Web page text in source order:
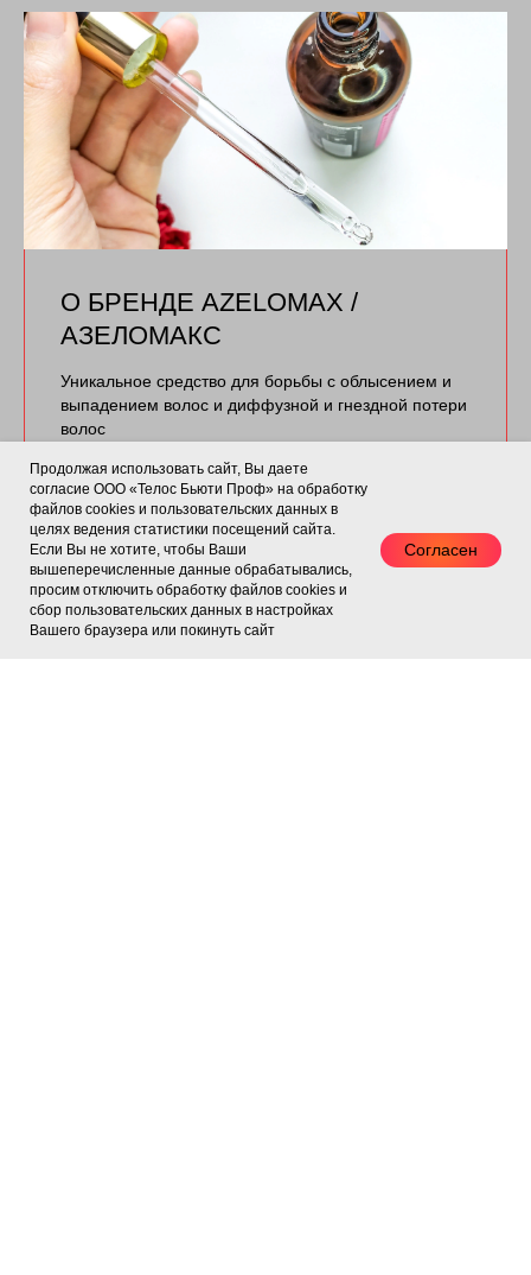
О БРЕНДЕ AZELOMAX /
АЗЕЛОМАКС
Уникальное средство для борьбы с облысением и
выпадением волос и диффузной и гнездной потери
волос
Подробнее
ОТЗЫВЫ
Продолжая использовать сайт, Вы даете
согласие ООО «Телос Бьюти Проф» на обработку
файлов cookies и пользовательских данных в
целях ведения статистики посещений сайта.
Если Вы не хотите, чтобы Ваши
вышеперечисленные данные обрабатывались,
просим отключить обработку файлов cookies и
сбор пользовательских данных в настройках
Вашего браузера или покинуть сайт
Согласен